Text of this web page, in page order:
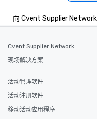
向 Cvent Supplier Network
Cvent Supplier Network
现场解决方案
活动管理软件
活动注册软件
移动活动应用程序